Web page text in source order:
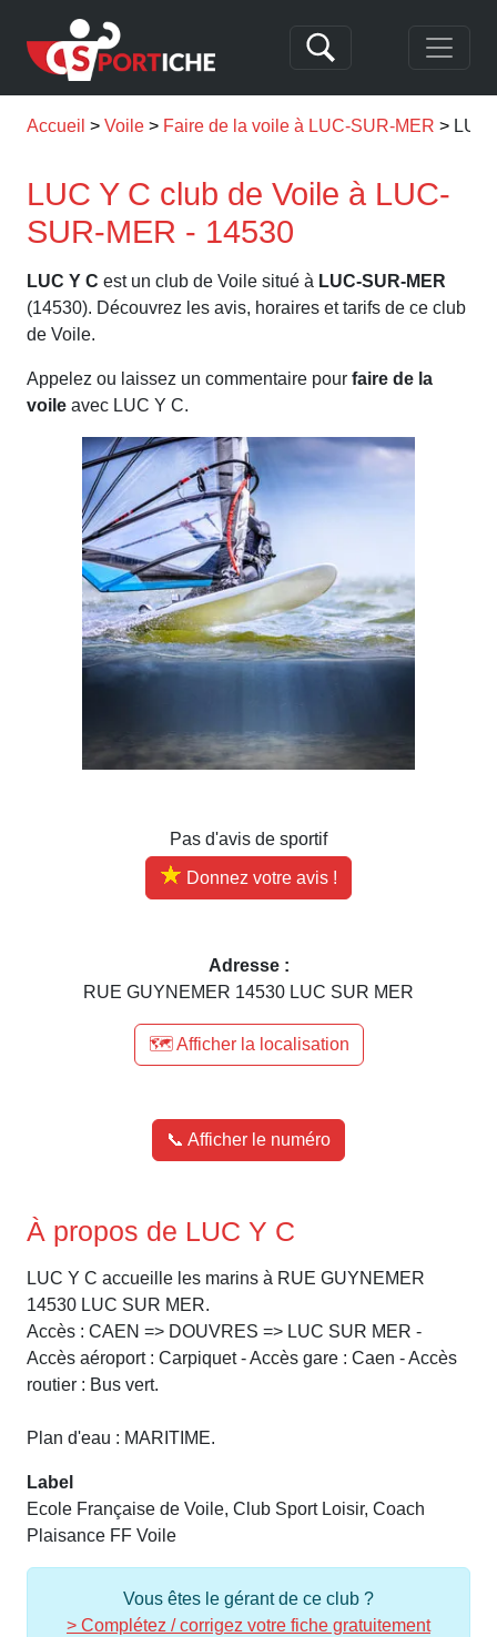
Accueil Voile Faire de la voile à LUC-SUR-MER LUC
LUC Y C club de Voile à LUC-
SUR-MER - 14530
LUC Y C est un club de Voile situé à LUC-SUR-MER
(14530). Découvrez les avis, horaires et tarifs de ce club
de Voile.
Appelez ou laissez un commentaire pour faire de la
voile avec LUC Y C.
Pas d'avis de sportif
Donnez votre avis !
Adresse :
RUE GUYNEMER 14530 LUC SUR MER
🗺️ Afficher la localisation
📞 Afficher le numéro
À propos de LUC Y C
LUC Y C accueille les marins à RUE GUYNEMER
14530 LUC SUR MER.
Accès : CAEN => DOUVRES => LUC SUR MER -
Accès aéroport : Carpiquet - Accès gare : Caen - Accès
routier : Bus vert.
Plan d'eau : MARITIME.
Label
Ecole Française de Voile, Club Sport Loisir, Coach
Plaisance FF Voile
Vous êtes le gérant de ce club ?
> Complétez / corrigez votre fiche gratuitement